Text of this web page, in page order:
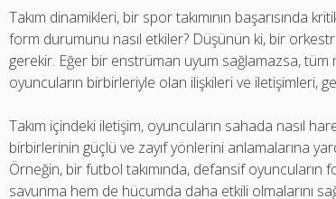
Takım dinamikleri, bir spor takımının başarısında
form durumunu nasıl etkiler? Düşünün ki, bir
gerekir. Eğer bir enstrüman uyum sağlamazsa, tüm
oyuncuların birbirleriyle olan ilişkileri ve iletişimleri,
Takım içindeki iletişim, oyuncuların sahada nasıl
birbirlerinin güçlü ve zayıf yönlerini anlamalarına
Örneğin, bir futbol takımında, defansif oyuncuların
savunma hem de hücumda daha etkili olmalarını